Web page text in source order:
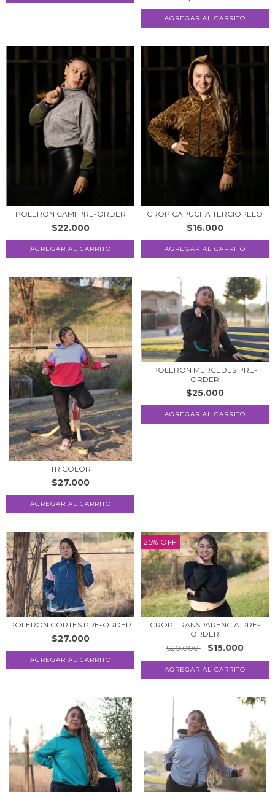
AGREGAR AL CARRITO
POLERON CAMI PRE-ORDER
$22.000
AGREGAR AL CARRITO
CROP CAPUCHA TERCIOPELO
$16.000
TRICOLOR
$27.000
AGREGAR AL CARRITO
POLERON MERCEDES PRE-
ORDER
$25.000
AGREGAR AL CARRITO
POLERON CORTES PRE-ORDER
$27.000
AGREGAR AL CARRITO
25% OFF
CROP TRANSPARENCIA PRE-
ORDER
$20.000
$15.000
AGREGAR AL CARRITO